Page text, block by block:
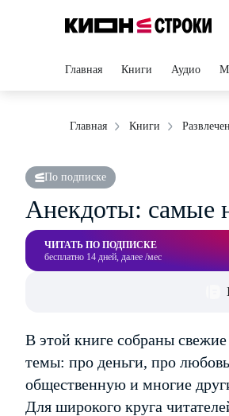
Главная Книги Аудио
Главная Книги
По подписке
Анекдоты: самые
ЧИТАТЬ ПО ПОДПИСКЕ
бесплатно 14 дней, далее /мес
В этой книге собраны
темы: про деньги, про
общественную и многие
Для широкого круга